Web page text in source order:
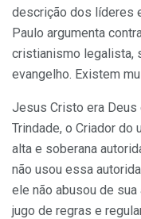
descrição dos líderes
Paulo argumenta
cristianismo legalista,
evangelho. Existem
Jesus Cristo era Deus
Trindade, o Criador do
alta e soberana
não usou essa
ele não abusou de
jugo de regras e